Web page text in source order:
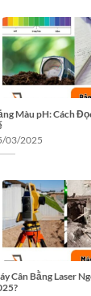
Màu pH: Cách
03/2025
Cân Bằng Laser